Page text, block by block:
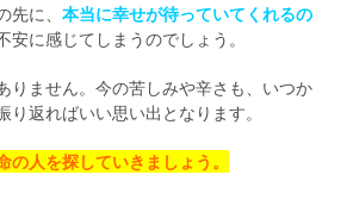
先に、本当に幸せが待っていてくれるの
安に感じてしまうのでしょう。
りません。今の苦しみや辛さも、いつか
り返ればいい思い出となります。
の人を探していきましょう。